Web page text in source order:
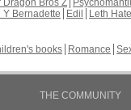
Dragon Bros Z
Y Bernadette Edil
Leth Hate
books Romance
THE COMMUNITY